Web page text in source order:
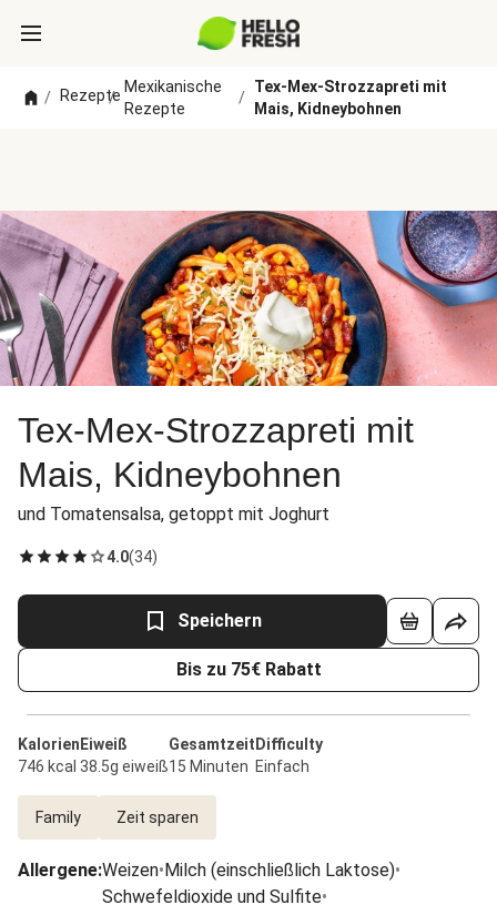
/ Rezepte
/
Mexikanische
Rezepte
/
Tex-Mex-Strozzapreti mit
Mais, Kidneybohnen
Tex-Mex-Strozzapreti mit
Mais, Kidneybohnen
und Tomatensalsa, getoppt mit Joghurt
4.0(34)
Speichern
Bis zu 75€ Rabatt
Kalorien
746 kcal
Eiweiß
38.5g eiweiß
Gesamtzeit
15 Minuten
Difficulty
Einfach
Family Zeit sparen
Allergene:Weizen•Milch (einschließlich Laktose)•
Schwefeldioxide und Sulfite•